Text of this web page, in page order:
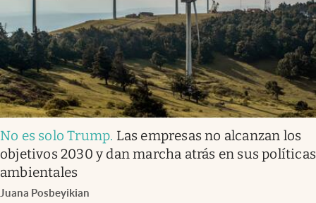
No es solo Trump. Las empresas no alcanzan los
objetivos 2030 y dan marcha atrás en sus políticas
ambientales
Juana Posbeyikian